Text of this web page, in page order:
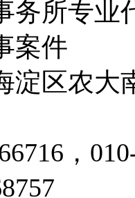
务所专业
案件
淀区农大
，